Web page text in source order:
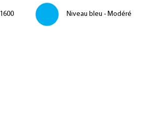
1600 Niveau bleu - Modéré